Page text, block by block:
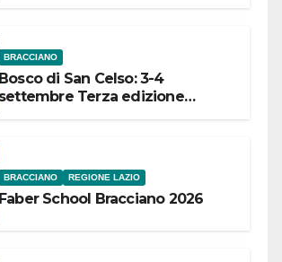
BRACCIANO
Bosco di San Celso: 3-4
settembre Terza edizione
BRACCIANO REGIONE LAZIO
Faber School Bracciano 2026